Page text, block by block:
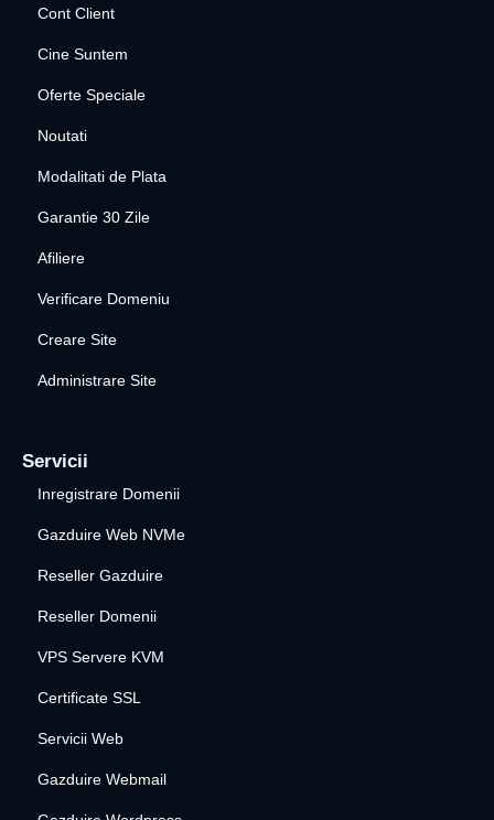
Cont Client
Cine Suntem
Oferte Speciale
Noutati
Modalitati de Plata
Garantie 30 Zile
Afiliere
Verificare Domeniu
Creare Site
Administrare Site
Servicii
Inregistrare Domenii
Gazduire Web NVMe
Reseller Gazduire
Reseller Domenii
VPS Servere KVM
Certificate SSL
Servicii Web
Gazduire Webmail